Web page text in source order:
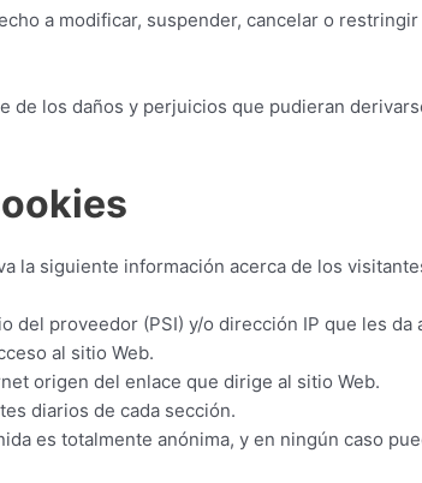
a modificar, suspender, cancelar o
de los daños y perjuicios que pudieran
la siguiente información acerca de los
del proveedor (PSI) y/o dirección IP que les da
al sitio Web.
origen del enlace que dirige al sitio Web.
diarios de cada sección.
es totalmente anónima, y en ningún caso